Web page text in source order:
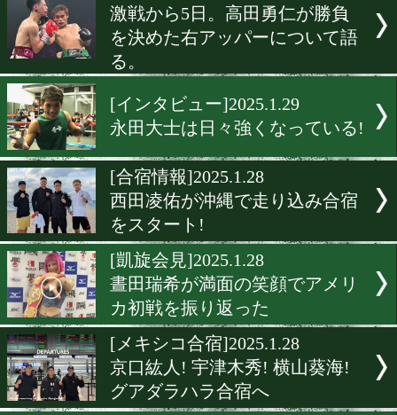
[ニュース]2025.1.29
井上尚弥が日本プロスポー
賞で殊勲賞を受賞!
[月間賞]2025.1.29
1月の月間賞は中野幹士!
[WBO-APランキング
WBO-APが最新ランキング
表!
[電話取材]2025.1.29
激戦から5日。高田勇仁が
を決めた右アッパーについ
る。